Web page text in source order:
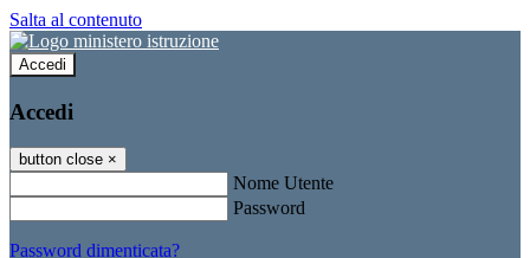
Salta al contenuto
Accedi
Accedi
button close ×
Nome Utente
Password
Password dimenticata?